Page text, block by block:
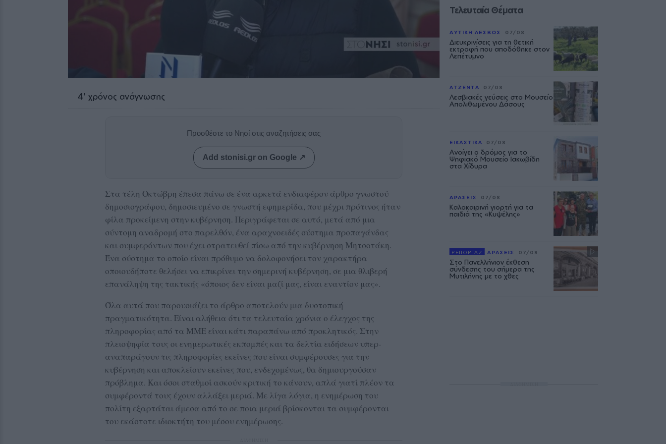
4' χρόνος ανάγνωσης
Προσθέστε το Νησί στις αναζητήσεις σας
Add stonisi.gr on Google ↗
Στα τέλη Οκτώβρη έπεσα πάνω σε ένα αρκετά ενδιαφέρον άρθρο γνωστού
δημοσιογράφου, δημοσιευμένο σε γνωστή εφημερίδα, που μέχρι πρότινος ήταν
φίλα προκείμενη στην κυβέρνηση. Περιγράφεται σε αυτό, μετά από μια
σύντομη αναδρομή στο παρελθόν, ένα αραχνοειδές σύστημα προπαγάνδας
και συμφερόντων που έχει στρατευθεί πίσω από την κυβέρνηση Μητσοτάκη.
Ένα σύστημα το οποίο είναι πρόθυμο να δολοφονήσει τον χαρακτήρα
οποιουδήποτε θελήσει να επικρίνει την σημερινή κυβέρνηση, σε μια θλιβερή
επανάληψη της τακτικής «όποιος δεν είναι μαζί μας, είναι εναντίον μας».
Όλα αυτά που παρουσιάζει το άρθρο αποτελούν μια δυστοπική
πραγματικότητα. Είναι αλήθεια ότι τα τελευταία χρόνια ο έλεγχος της
πληροφορίας από τα ΜΜΕ είναι κάτι παραπάνω από προκλητικός. Στην
πλειοψηφία τους οι ενημερωτικές εκπομπές και τα δελτία ειδήσεων υπερ-
αναπαράγουν τις πληροφορίες εκείνες που είναι συμφέρουσες για την
κυβέρνηση και αποκλείουν εκείνες που, ενδεχομένως, θα δημιουργούσαν
πρόβλημα. Και όσοι σταθμοί ασκούν κριτική το κάνουν, απλά γιατί πλέον τα
συμφέροντά τους έχουν αλλάξει μεριά. Με λίγα λόγια, η ενημέρωση του
πολίτη εξαρτάται άμεσα από το σε ποια μεριά βρίσκονται τα συμφέρονται
του εκάστοτε ιδιοκτήτη του μέσου ενημέρωσης.
Τελευταία Θέματα
ΔΥΤΙΚΗ ΛΕΣΒΟΣ 07/08
Διευκρινίσεις για τη θετική
εκτροφή που αποδόθηκε στον
Λεπέτυμνο
ΑΤΖΕΝΤΑ 07/08
Λεσβιακές γεύσεις στο Μουσείο
Απολιθωμένου Δάσους
ΕΙΚΑΣΤΙΚΑ 07/08
Ανοίγει ο δρόμος για το
Ψηφιακό Μουσείο Ιακωβίδη
στα Χίδυρα
ΔΡΑΣΕΙΣ 07/08
Καλοκαιρινή γιορτή για τα
παιδιά της «Κυψέλης»
ΡΕΠΟΡΤΑΖ ΔΡΑΣΕΙΣ 07/08
Στο Πανελλήνιον έκθεση
σύνδεσης του σήμερα της
Μυτιλήνης με το χθες